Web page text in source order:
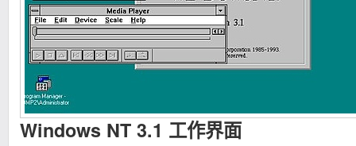
Windows NT 3.1 工作界面